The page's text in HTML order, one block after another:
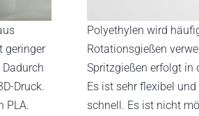
geringer
Druck.
PLA.
Polyethylen wird
Rotationsgießen
Spritzgießen erfolgt in
Es ist sehr flexibel
schnell. Es ist nicht